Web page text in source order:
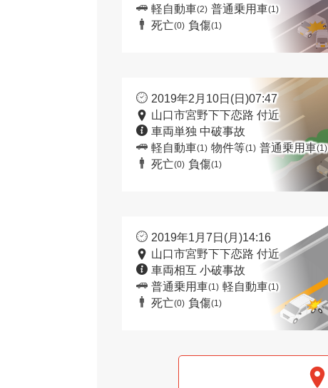
軽自動車(2) 普通乗用車(1)
死亡(0) 負傷(1)
2019年2月10日(日)07:47
山口市宮野下下恋路 付近
車両単独 中破事故
軽自動車(1) 物件等(1) 普通乗用車(1)
死亡(0) 負傷(1)
2019年1月7日(月)14:16
山口市宮野下下恋路 付近
車両相互 小破事故
普通乗用車(1) 軽自動車(1)
死亡(0) 負傷(1)